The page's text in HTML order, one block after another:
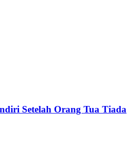
Setelah Orang Tua Tiada